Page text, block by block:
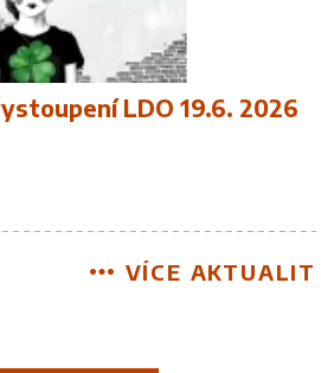
LDO 19.6. 2026
VÍCE AKTUALIT